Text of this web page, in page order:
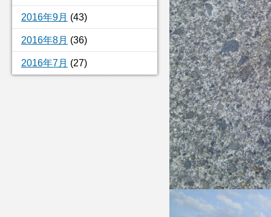
2016年9月 (43)
2016年8月 (36)
2016年7月 (27)